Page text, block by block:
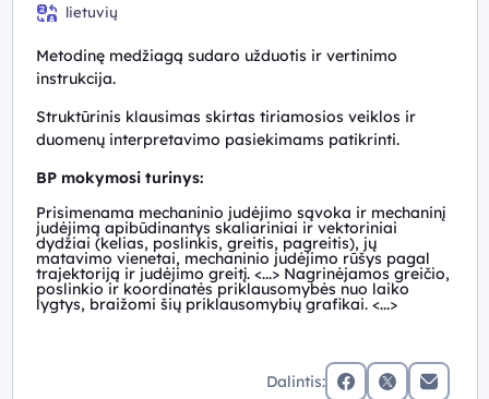
lietuvių
Metodinę medžiagą sudaro užduotis ir vertinimo
instrukcija.
Struktūrinis klausimas skirtas tiriamosios veiklos ir
duomenų interpretavimo pasiekimams patikrinti.
BP mokymosi turinys:
Prisimenama mechaninio judėjimo sąvoka ir mechaninį
judėjimą apibūdinantys skaliariniai ir vektoriniai
dydžiai (kelias, poslinkis, greitis, pagreitis), jų
matavimo vienetai, mechaninio judėjimo rūšys pagal
trajektoriją ir judėjimo greitį. <...> Nagrinėjamos greičio,
poslinkio ir koordinatės priklausomybės nuo laiko
lygtys, braižomi šių priklausomybių grafikai. <...>
Dalintis: